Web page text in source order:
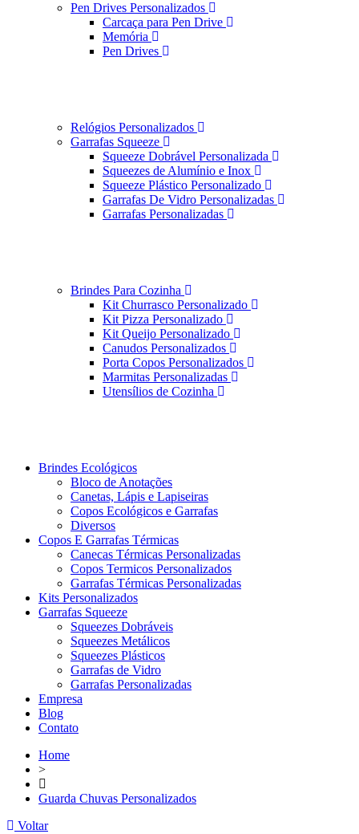
Pen Drives Personalizados
Carcaça para Pen Drive
Memória
Pen Drives
Relógios Personalizados
Garrafas Squeeze
Squeeze Dobrável Personalizada
Squeezes de Alumínio e Inox
Squeeze Plástico Personalizado
Garrafas De Vidro Personalizadas
Garrafas Personalizadas
Brindes Para Cozinha
Kit Churrasco Personalizado
Kit Pizza Personalizado
Kit Queijo Personalizado
Canudos Personalizados
Porta Copos Personalizados
Marmitas Personalizadas
Utensílios de Cozinha
Brindes Ecológicos
Bloco de Anotações
Canetas, Lápis e Lapiseiras
Copos Ecológicos e Garrafas
Diversos
Copos E Garrafas Térmicas
Canecas Térmicas Personalizadas
Copos Termicos Personalizados
Garrafas Térmicas Personalizadas
Kits Personalizados
Garrafas Squeeze
Squeezes Dobráveis
Squeezes Metálicos
Squeezes Plásticos
Garrafas de Vidro
Garrafas Personalizadas
Empresa
Blog
Contato
Home
>
Guarda Chuvas Personalizados
Voltar